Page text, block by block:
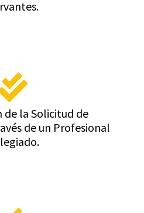
de la Solicitud de
de un Profesional